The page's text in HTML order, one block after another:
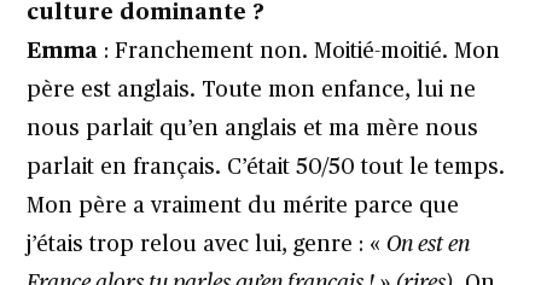
culture dominante ?
Emma : Franchement non. Moitié-moitié. Mon
père est anglais. Toute mon enfance, lui ne
nous parlait qu’en anglais et ma mère nous
parlait en français. C’était 50/50 tout le temps.
Mon père a vraiment du mérite parce que
j’étais trop relou avec lui, genre : «On est en